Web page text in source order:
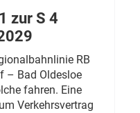
zur S 4
RB
– Bad Oldesloe
fahren. Eine
Verkehrsvertrag